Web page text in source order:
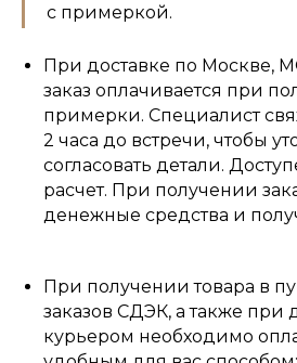
с примеркой.
При доставке по Москве,
заказ оплачивается при
примерки. Специалист
2 часа до встречи, чтобы
согласовать детали.
расчет. При получении
денежные средства и
При получении товара в
заказов СДЭК, а также при
курьером необходимо